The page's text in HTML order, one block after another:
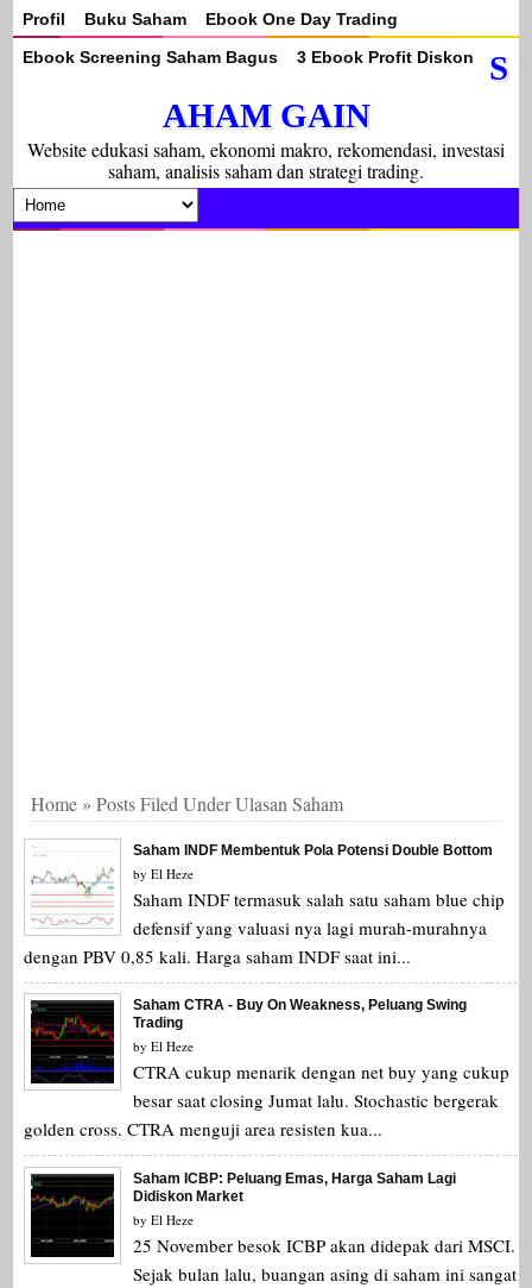
Profil Buku Saham
Ebook One Day Trading
Ebook Screening Saham Bagus
3 Ebook Profit Diskon
S
AHAM GAIN
Website edukasi saham, ekonomi makro, rekomendasi, investasi
saham, analisis saham dan strategi trading.
Home »Posts Filed Under Ulasan Saham
Saham INDF Membentuk Pola Potensi Double Bottom
by El Heze
Saham INDF termasuk salah satu saham blue chip
defensif yang valuasi nya lagi murah-murahnya
dengan PBV 0,85 kali. Harga saham INDF saat ini...
Saham CTRA - Buy On Weakness, Peluang Swing
Trading
by El Heze
CTRA cukup menarik dengan net buy yang cukup
besar saat closing Jumat lalu. Stochastic bergerak
golden cross. CTRA menguji area resisten kua...
Saham ICBP: Peluang Emas, Harga Saham Lagi
Didiskon Market
by El Heze
25 November besok ICBP akan didepak dari MSCI.
Sejak bulan lalu, buangan asing di saham ini sangat